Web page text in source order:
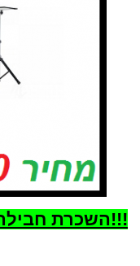
השכרת חבילת הקרנה הכי זול בארץ בדוק!!!